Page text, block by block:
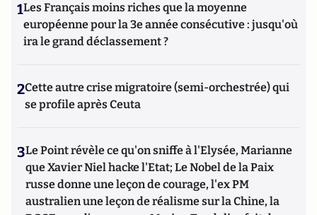
1Les Français moins riches que la moyenne
européenne pour la 3e année consécutive : jusqu'où
ira le grand déclassement ?
2Cette autre crise migratoire (semi-orchestrée) qui
se profile après Ceuta
3Le Point révèle ce qu'on sniffe à l'Elysée, Marianne
que Xavier Niel hacke l'Etat; Le Nobel de la Paix
russe donne une leçon de courage, l'ex PM
australien une leçon de réalisme sur la Chine, la